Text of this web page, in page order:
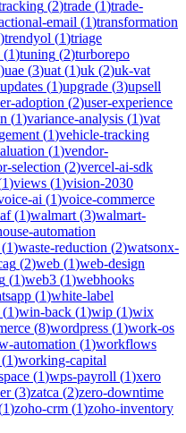
(2)trade (1)trade-
email (1)transformation
)trendyol (1)triage
(1)tuning (2)turborepo
)uae (3)uat (1)uk (2)uk-vat
updates (1)upgrade (3)upsell
adoption (2)user-experience
(1)variance-analysis (1)vat
(1)vehicle-tracking
(1)vendor-
selection (2)vercel-ai-sdk
1)views (1)vision-2030
ai (1)voice-commerce
(1)walmart (3)walmart-
automation
(1)waste-reduction (2)watsonx-
(2)web (1)web-design
(1)web3 (1)webhooks
(1)white-label
(1)win-back (1)wip (1)wix
(8)wordpress (1)work-os
automation (1)workflows
(1)working-capital
(1)wps-payroll (1)xero
(3)zatca (2)zero-downtime
1)zoho-crm (1)zoho-inventory